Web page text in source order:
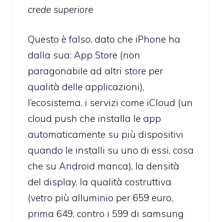
crede superiore
Questo è falso, dato che iPhone ha
dalla sua: App Store (non
paragonabile ad altri store per
qualità delle applicazioni),
l’ecosistema, i servizi come iCloud (un
cloud push che installa le app
automaticamente su più dispositivi
quando le installi su uno di essi, cosa
che su Android manca), la densità
del display, la qualità costruttiva
(vetro più alluminio per 659 euro,
prima 649, contro i 599 di samsung